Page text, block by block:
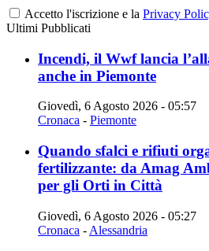
Accetto l'iscrizione e la Privacy
Ultimi Pubblicati
Incendi, il Wwf lancia
anche in Piemonte
Giovedì, 6 Agosto 2026 - 05:57
Cronaca - Piemonte
Quando sfalci e rifiuti
fertilizzante: da Amag
per gli Orti in Città
Giovedì, 6 Agosto 2026 - 05:27
Cronaca - Alessandria